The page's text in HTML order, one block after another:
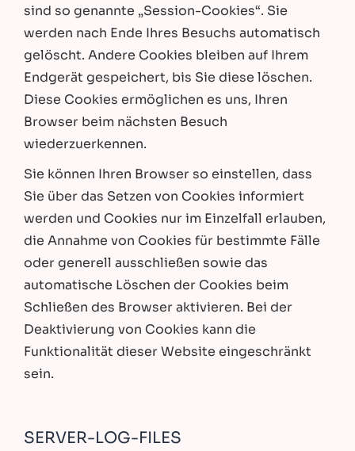
sind so genannte „Session-Cookies“. Sie
werden nach Ende Ihres Besuchs automatisch
gelöscht. Andere Cookies bleiben auf Ihrem
Endgerät gespeichert, bis Sie diese löschen.
Diese Cookies ermöglichen es uns, Ihren
Browser beim nächsten Besuch
wiederzuerkennen.
Sie können Ihren Browser so einstellen, dass
Sie über das Setzen von Cookies informiert
werden und Cookies nur im Einzelfall erlauben,
die Annahme von Cookies für bestimmte Fälle
oder generell ausschließen sowie das
automatische Löschen der Cookies beim
Schließen des Browser aktivieren. Bei der
Deaktivierung von Cookies kann die
Funktionalität dieser Website eingeschränkt
sein.
SERVER-LOG-FILES